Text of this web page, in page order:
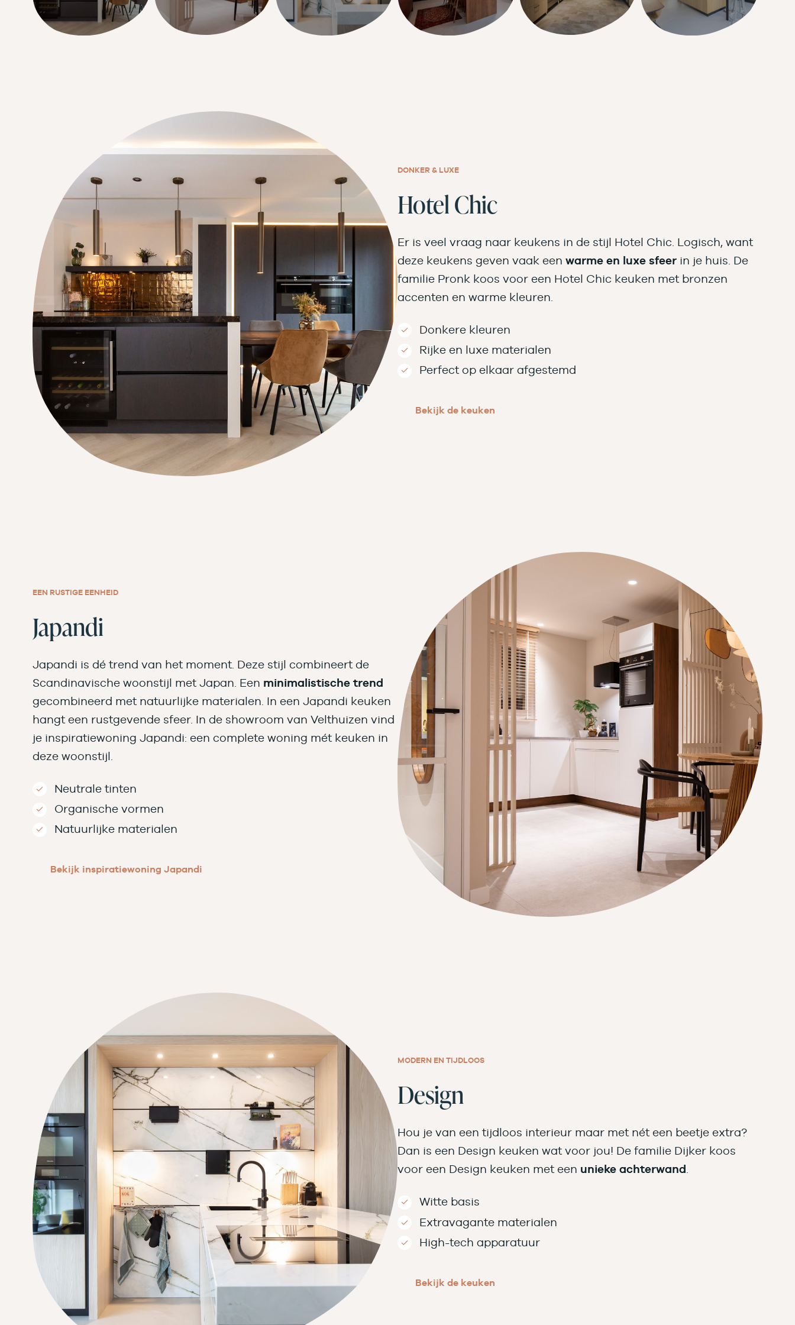
DONKER & LUXE
Hotel Chic
Er is veel vraag naar keukens in de stijl Hotel Chic. Logisch, want
deze keukens geven vaak een warme en luxe sfeer in je huis. De
familie Pronk koos voor een Hotel Chic keuken met bronzen
accenten en warme kleuren.
Donkere kleuren
Rijke en luxe materialen
Perfect op elkaar afgestemd
Bekijk de keuken
EEN RUSTIGE EENHEID
Japandi
Japandi is dé trend van het moment. Deze stijl combineert de
Scandinavische woonstijl met Japan. Een minimalistische trend
gecombineerd met natuurlijke materialen. In een Japandi keuken
hangt een rustgevende sfeer. In de showroom van Velthuizen vind
je inspiratiewoning Japandi: een complete woning mét keuken in
deze woonstijl.
Neutrale tinten
Organische vormen
Natuurlijke materialen
Bekijk inspiratiewoning Japandi
MODERN EN TIJDLOOS
Design
Hou je van een tijdloos interieur maar met nét een beetje extra?
Dan is een Design keuken wat voor jou! De familie Dijker koos
voor een Design keuken met een unieke achterwand
Witte basis
Extravagante materialen
High-tech apparatuur
Bekijk de keuken